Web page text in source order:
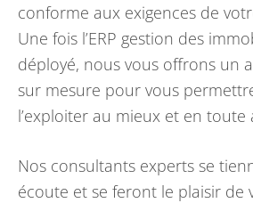
conforme aux exigences de
Une fois l’ERP gestion des
déployé, nous vous offrons un
sur mesure pour vous
l’exploiter au mieux et en toute
Nos consultants experts se
écoute et se feront le plaisir de